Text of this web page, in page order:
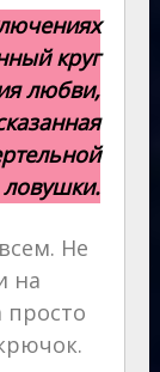
круг
любви,
ловушки.
Не
на
просто